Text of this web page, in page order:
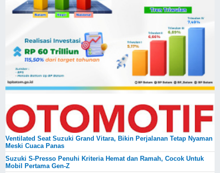
Ventilated Seat Suzuki Grand Vitara, Bikin Perjalanan Tetap Nyaman
Meski Cuaca Panas
Suzuki S-Presso Penuhi Kriteria Hemat dan Ramah, Cocok Untuk
Mobil Pertama Gen-Z